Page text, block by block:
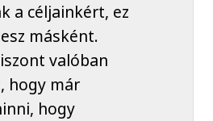
a céljainkért, ez
másként.
valóban
hogy már
hogy